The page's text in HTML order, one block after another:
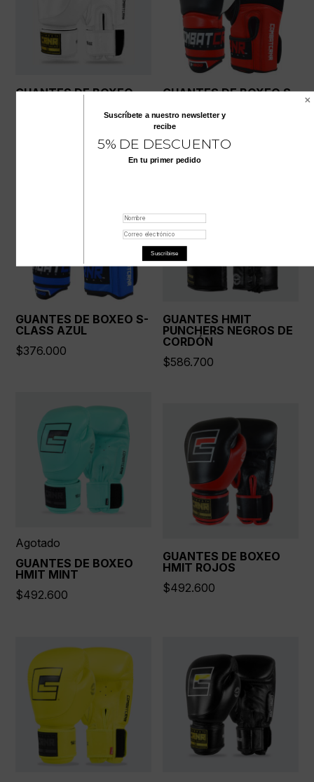
GUANTES DE BOXEO
GUANTES DE BOXEO S-
$376.000
GUANTES DE BOXEO S-
CLASS AZUL
$376.000
GUANTES HMIT
PUNCHERS NEGROS DE
CORDÓN
$586.700
Agotado
GUANTES DE BOXEO
HMIT MINT
$492.600
GUANTES DE BOXEO
HMIT ROJOS
$492.600
Suscríbete a nuestro newslettery
recibe
5% DE DESCUENTO
En tu primer pedido
Suscribirse